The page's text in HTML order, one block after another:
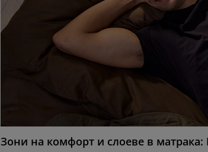
Зони на комфорт и слоеве в матрака: